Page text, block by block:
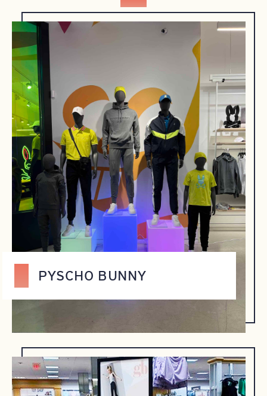
PYSCHO BUNNY